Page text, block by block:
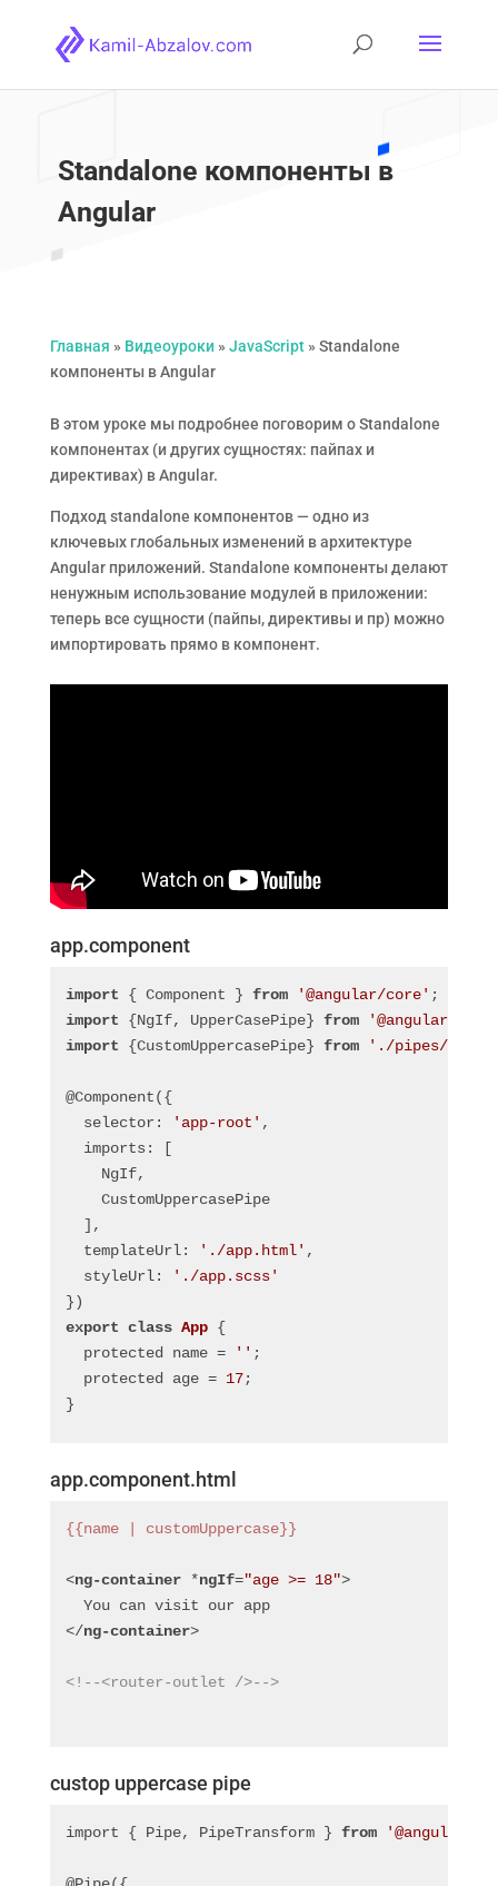
Standalone компоненты в
Angular
Главная » Видеоуроки » JavaScript» Standalone
компоненты в Angular
В этом уроке мы подробнее поговорим о Standalone
компонентах (и других сущностях: пайпах и
директивах) в Angular.
Подход standalone компонентов — одно из
ключевых глобальных изменений в архитектуре
Angular приложений. Standalone компоненты делают
ненужным использование модулей в приложении:
теперь все сущности (пайпы, директивы и пр) можно
импортировать прямо в компонент.
app.component
import { Component } from '@angular/core' ;
import {NgIf, UpperCasePipe} from
'@angular/
import {CustomUppercasePipe} from './pipes/
@Component({
  selector:
'app-root' ,
  imports: [
    NgIf,
    CustomUppercasePipe
  ],
  templateUrl:
'./app.html' ,
  styleUrl:
'./app.scss'
})
export class App {
  protected name =
'' ;
  protected age =
17;
}
app.component.html
{{name | customUppercase}}
<ng-container *ngIf="age >= 18">
  You can visit our app
</ng-container>
<!--<router-outlet />-->
custop uppercase pipe
import { Pipe, PipeTransform } from '@angular/